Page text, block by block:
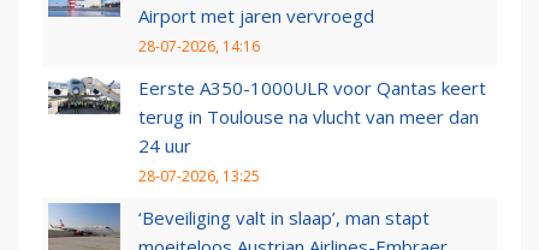
Airport met jaren vervroegd
28-07-2026, 14:16
Eerste A350-1000ULR voor Qantas keert
terug in Toulouse na vlucht van meer dan
24 uur
28-07-2026, 13:25
‘Beveiliging valt in slaap’, man stapt